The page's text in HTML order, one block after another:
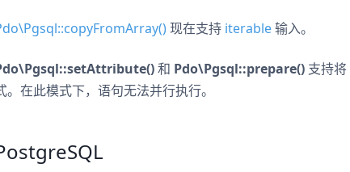
现在支持 iterable输入。
和 Pdo\Pgsql::prepare() 支持将
。在此模式下，语句无法并行执行。